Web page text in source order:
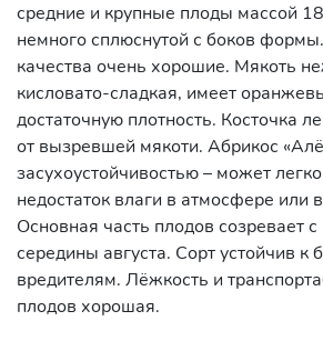
средние и крупные плоды массой
немного сплюснутой с боков
качества очень хорошие. Мякоть
кисловато-сладкая, имеет
достаточную плотность. Косточка
от вызревшей мякоти. Абрикос
засухоустойчивостью – может
недостаток влаги в атмосфере или
Основная часть плодов созревает
середины августа. Сорт устойчив к
вредителям. Лёжкость и
плодов хорошая.